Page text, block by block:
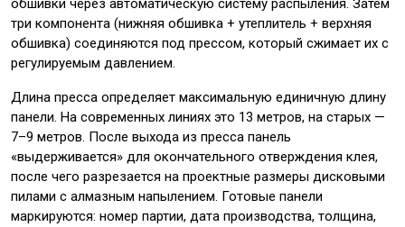
обшивки через автоматическую систему распыления. Затем
три компонента (нижняя обшивка + утеплитель + верхняя
обшивка) соединяются под прессом, который сжимает их с
регулируемым давлением.
Длина пресса определяет максимальную единичную длину
панели. На современных линиях это 13 метров, на старых —
7–9 метров. После выхода из пресса панель
«выдерживается» для окончательного отверждения клея,
после чего разрезается на проектные размеры дисковыми
пилами с алмазным напылением. Готовые панели
маркируются: номер партии, дата производства, толщина,